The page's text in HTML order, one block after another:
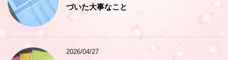
づいた大事なこと
2026/04/27